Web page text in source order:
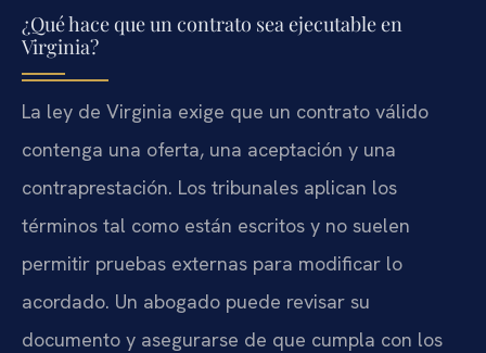
¿Qué hace que un contrato sea ejecutable en
Virginia?
La ley de Virginia exige que un contrato válido
contenga una oferta, una aceptación y una
contraprestación. Los tribunales aplican los
términos tal como están escritos y no suelen
permitir pruebas externas para modificar lo
acordado. Un abogado puede revisar su
documento y asegurarse de que cumpla con los